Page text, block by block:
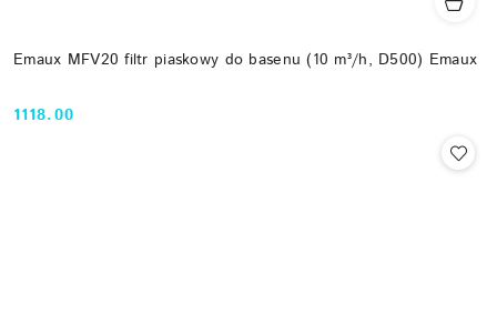
Emaux MFV20 filtr piaskowy do basenu (10 m³/h, D500) Emaux
Cena:
1118.00